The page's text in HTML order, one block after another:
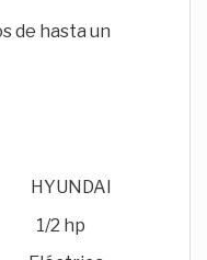
de hasta un
hp